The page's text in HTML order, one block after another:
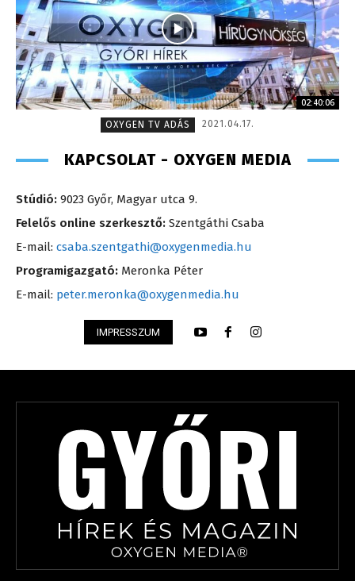
02:40:06
OXYGEN TV ADÁS
2021.04.17.
KAPCSOLAT - OXYGEN MEDIA
Stúdió: 9023 Győr, Magyar utca 9.
Felelős online szerkesztő: Szentgáthi Csaba
E-mail: csaba.szentgathi@oxygenmedia.hu
Programigazgató: Meronka Péter
E-mail: peter.meronka@oxygenmedia.hu
IMPRESSZUM